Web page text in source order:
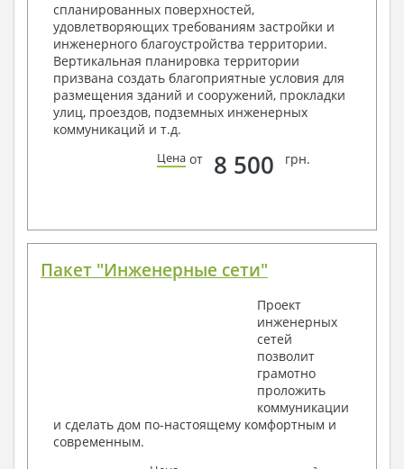
Архитектурные узлы в конструкциях
2. Конструктивный раздел:
Общие данные по проекту
Схемы расположения и расчеты фундаментов
Элементы каркаса – схемы расположения
Схема расположения перекрытий
Опоры перекрытия на стены или Узлы
Элементы кровли – схемы расположения
3. Инженерный раздел (приобретается по желанию
за дополнительную плату):
Условные обозначения с общими данными
Поэтажная система водоснабжения и
Аксонометрическая схема водоснабжения и
Узлы и спецификация материалов
Отопление, вентиляция
спланированных поверхностей,
удовлетворяющих требованиям застройки и
инженерного благоустройства территории.
Вертикальная планировка территории
призвана создать благоприятные условия для
размещения зданий и сооружений, прокладки
улиц, проездов, подземных инженерных
коммуникаций и т.д.
Цена от 8 500 грн.
Пакет "Инженерные сети"
Проект
инженерных
сетей
позволит
грамотно
проложить
коммуникации
и сделать дом по-настоящему комфортным и
современным.